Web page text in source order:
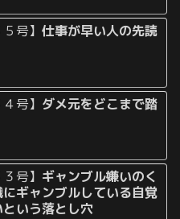
５号】仕事が早い人の先読
号】 ダメ元をどこまで踏
号】 ギャンブル嫌いのく
ギャンブルしている自覚
いう落とし穴